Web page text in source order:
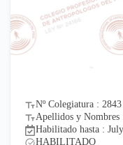
Nº Colegiatura : 2843
Apellidos y
Habilitado hasta :
HABILITADO